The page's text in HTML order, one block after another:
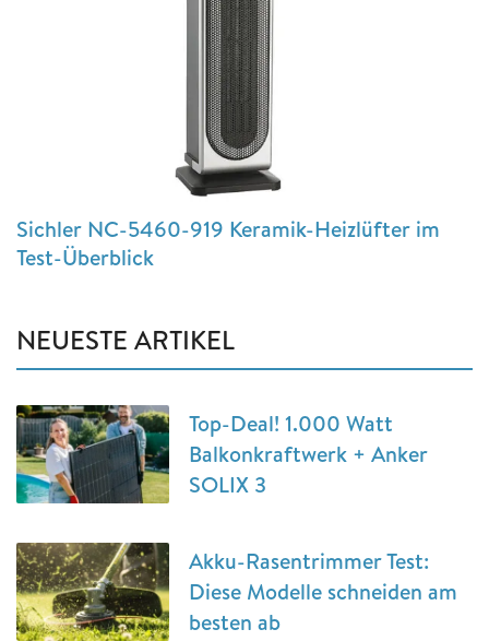
Sichler NC-5460-919 Keramik-Heizlüfter im
Test-Überblick
NEUESTE ARTIKEL
Top-Deal! 1.000 Watt
Balkonkraftwerk + Anker
SOLIX 3
Akku-Rasentrimmer Test:
Diese Modelle schneiden am
besten ab